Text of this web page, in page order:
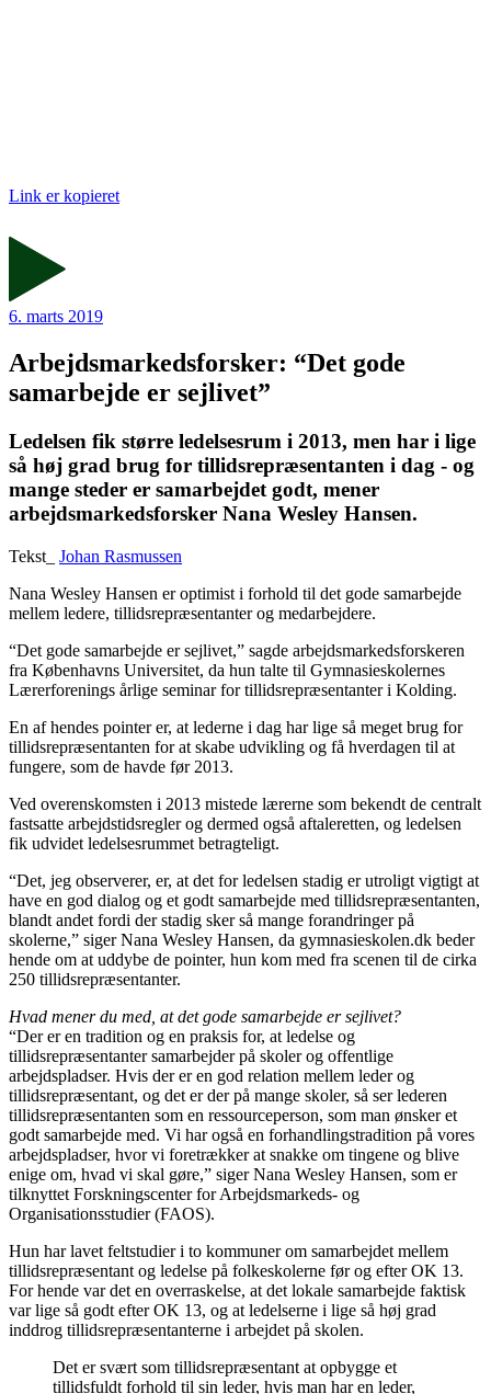
Link er kopieret
6. marts 2019
Arbejdsmarkedsforsker: “Det gode
samarbejde er sejlivet”
Ledelsen fik større ledelsesrum i 2013, men har i lige
så høj grad brug for tillidsrepræsentanten i dag - og
mange steder er samarbejdet godt, mener
arbejdsmarkedsforsker Nana Wesley Hansen.
Tekst_ Johan Rasmussen
Nana Wesley Hansen er optimist i forhold til det gode samarbejde
mellem ledere, tillidsrepræsentanter og medarbejdere.
“Det gode samarbejde er sejlivet,” sagde arbejdsmarkedsforskeren
fra Københavns Universitet, da hun talte til Gymnasieskolernes
Lærerforenings årlige seminar for tillidsrepræsentanter i Kolding.
En af hendes pointer er, at lederne i dag har lige så meget brug for
tillidsrepræsentanten for at skabe udvikling og få hverdagen til at
fungere, som de havde før 2013.
Ved overenskomsten i 2013 mistede lærerne som bekendt de centralt
fastsatte arbejdstidsregler og dermed også aftaleretten, og ledelsen
fik udvidet ledelsesrummet betragteligt.
“Det, jeg observerer, er, at det for ledelsen stadig er utroligt vigtigt at
have en god dialog og et godt samarbejde med tillidsrepræsentanten,
blandt andet fordi der stadig sker så mange forandringer på
skolerne,” siger Nana Wesley Hansen, da gymnasieskolen.dk beder
hende om at uddybe de pointer, hun kom med fra scenen til de cirka
250 tillidsrepræsentanter.
Hvad mener du med, at det gode samarbejde er sejlivet?
“Der er en tradition og en praksis for, at ledelse og
tillidsrepræsentanter samarbejder på skoler og offentlige
arbejdspladser. Hvis der er en god relation mellem leder og
tillidsrepræsentant, og det er der på mange skoler, så ser lederen
tillidsrepræsentanten som en ressourceperson, som man ønsker et
godt samarbejde med. Vi har også en forhandlingstradition på vores
arbejdspladser, hvor vi foretrækker at snakke om tingene og blive
enige om, hvad vi skal gøre,” siger Nana Wesley Hansen, som er
tilknyttet Forskningscenter for Arbejdsmarkeds- og
Organisationsstudier (FAOS).
Hun har lavet feltstudier i to kommuner om samarbejdet mellem
tillidsrepræsentant og ledelse på folkeskolerne før og efter OK 13.
For hende var det en overraskelse, at det lokale samarbejde faktisk
var lige så godt efter OK 13, og at ledelserne i lige så høj grad
inddrog tillidsrepræsentanterne i arbejdet på skolen.
Det er svært som tillidsrepræsentant at opbygge et
tillidsfuldt forhold til sin leder, hvis man har en leder,